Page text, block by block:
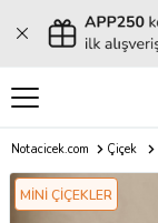
Notacicek.com Çiçek
MİNİ ÇİÇEKLER